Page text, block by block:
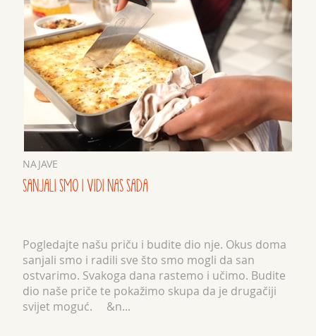
NAJAVE
SANJALI SMO I VIDI NAS SADA
Pogledajte našu priču i budite dio nje. Okus doma
sanjali smo i radili sve što smo mogli da san
ostvarimo. Svakoga dana rastemo i učimo. Budite
dio naše priče te pokažimo skupa da je drugačiji
svijet moguć. &n...